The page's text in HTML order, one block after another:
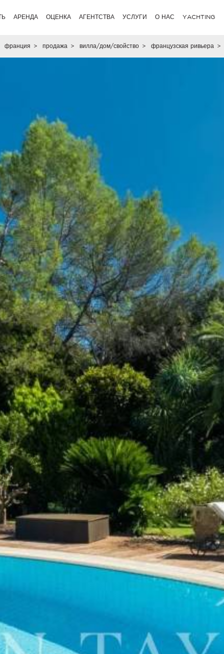
АРЕНДА ОЦЕНКА АГЕНТСТВА УСЛУГИ О НАС YACHTING
франция > продажа > вилла/дом/свойство > французская ривьера >